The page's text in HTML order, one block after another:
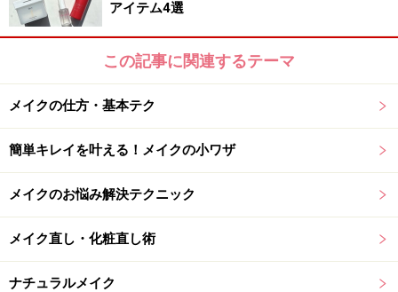
向かって手で放射状に伸ばしていきます。下地は、肌色
を明るく見せるピンク系で、保湿力が高いものがおすす
2. 顔の中心から外側に向かってファンデーションを伸ば
す
ファンデーションの色は首と差が出ない色を選ぶ
に向かって放射状に伸ばしていきます。ファンデーショ
アイテム4選
この記事に関連するテーマ
メイクの仕方・基本テク
簡単キレイを叶える！メイクの小ワザ
メイクのお悩み解決テクニック
メイク直し・化粧直し術
ナチュラルメイク